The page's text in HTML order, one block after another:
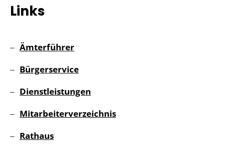
Links
Ämterführer
Bürgerservice
Dienstleistungen
Mitarbeiterverzeichnis
Rathaus